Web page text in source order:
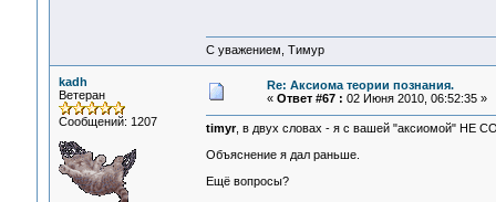
С уважением, Тимур
kadh
Ветеран
Сообщений: 1207
Re: Аксиома теории познания.
« Ответ #67 : 02 Июня 2010, 06:52:35 »
timyr, в двух словах - я с вашей "аксиомой" НЕ
Объяснение я дал раньше.
Ещё вопросы?